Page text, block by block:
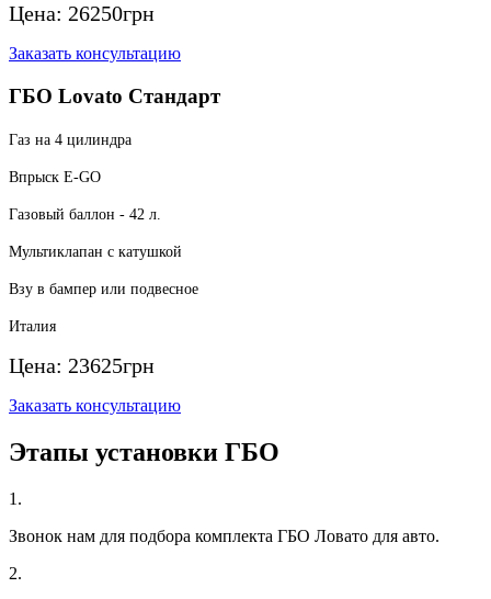
Цена: 26250грн
Заказать консультацию
ГБО Lovato Стандарт
Газ на 4 цилиндра
Впрыск E-GO
Газовый баллон - 42 л.
Мультиклапан с катушкой
Взу в бампер или подвесное
Италия
Цена: 23625грн
Заказать консультацию
Этапы установки ГБО
1.
Звонок нам для подбора комплекта ГБО Ловато для авто.
2.